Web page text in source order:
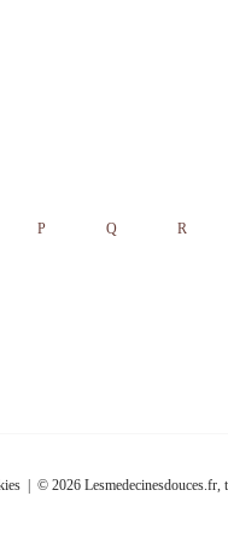
P Q R
| © 2026 Lesmedecinesdouces.fr,